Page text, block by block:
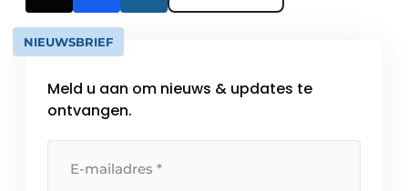
NIEUWSBRIEF
Meld u aan om nieuws & updates te
ontvangen.